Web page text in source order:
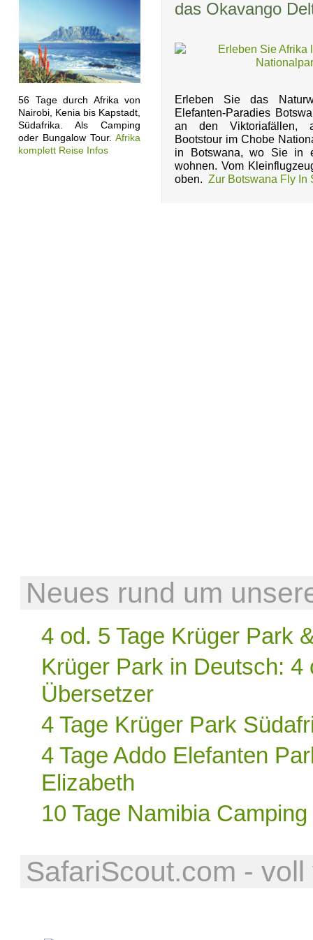
56 Tage durch Afrika von
Nairobi, Kenia bis Kapstadt,
Südafrika. Als Camping
oder Bungalow Tour. Afrika
komplett Reise Infos
das Okavango
Erleben Sie das
Elefanten-Paradies
an den Viktoriafällen,
Bootstour im Chobe
in Botswana, wo Sie in
wohnen. Vom
oben. Zur Botswana Fly In
Neues rund um
4 od. 5 Tage Krüger Park
Krüger Park in Deutsch: 4
Übersetzer
4 Tage Krüger Park
4 Tage Addo Elefanten
Elizabeth
10 Tage Namibia
SafariScout.com -